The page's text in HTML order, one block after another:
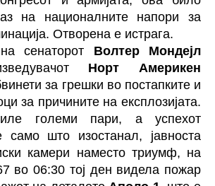
на националните напори за
Отворена е истрага.
сенаторот Волтер Мондејл
Норт Америкен
за грешки во постапките и
за причините на експлозијата.
големи пари, а успехот
само што изостанал, јавноста
камери наместо триумф, на
во 06:30 тој ден видела пожар